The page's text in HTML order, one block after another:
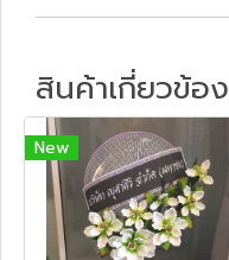
สินค้าเกี่ยวข้อง
New